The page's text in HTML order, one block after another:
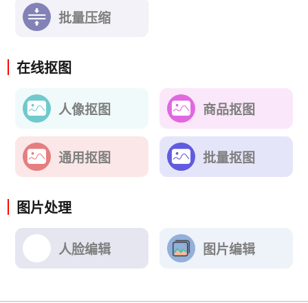
批量压缩
在线抠图
人像抠图 商品抠图
通用抠图 批量抠图
图片处理
人脸编辑 图片编辑